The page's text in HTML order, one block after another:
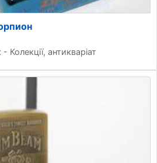
Колекції, антикваріат